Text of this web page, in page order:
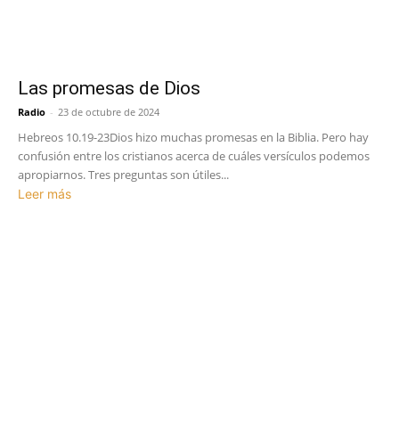
Las promesas de Dios
Radio - 23 de octubre de 2024
Hebreos 10.19-23Dios hizo muchas promesas en la Biblia. Pero hay
confusión entre los cristianos acerca de cuáles versículos podemos
apropiarnos. Tres preguntas son útiles...
Leer más